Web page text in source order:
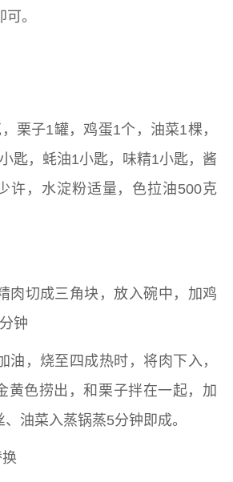
。
栗子1罐，鸡蛋1个，油菜1棵，
匙，蚝油1小匙，味精1小匙，酱
许，水淀粉适量，色拉油500克
成三角块，放入碗中，加鸡
钟
烧至四成热时，将肉下入，
黄色捞出，和栗子拌在一起，加
油菜入蒸锅蒸5分钟即成。